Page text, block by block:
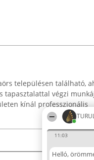
11:03
Helló,
településen található,
végzi
kínál professzionális